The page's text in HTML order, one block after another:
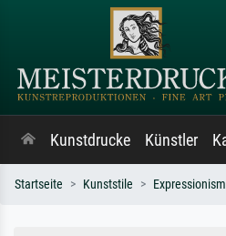
Kunstdrucke Künstler
Startseite Kunststile